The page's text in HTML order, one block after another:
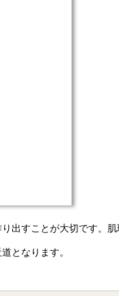
出すことが大切です。
となります。